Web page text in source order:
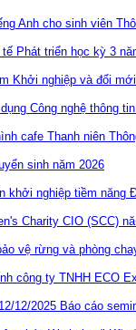
sinh năm 2026
khởi nghiệp tiềm năng
Báo cáo